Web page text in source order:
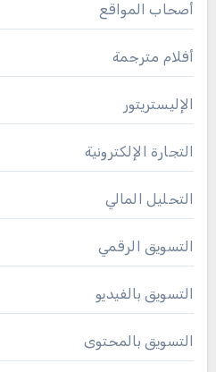
أصحاب المواقع
أفلام مترجمة
الإليستريتور
التجارة الإلكترونية
التحليل المالي
التسويق الرقمي
التسويق بالفيديو
التسويق بالمحتوى